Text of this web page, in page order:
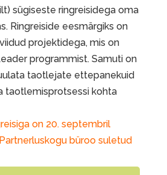
sügiseste ringreisidega oma
Ringreiside eesmärgiks on
projektidega, mis on
programmist. Samuti on
taotlejate ettepanekuid
taotlemisprotsessi kohta
on 20. septembril
büroo suletud